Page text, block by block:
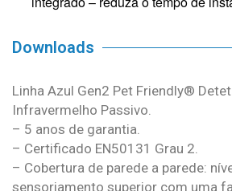
Downloads
Linha Azul Gen2 Pet Friendly®
Infravermelho Passivo.
– 5 anos de garantia.
– Certificado EN50131 Grau 2.
– Cobertura de parede a parede:
sensoriamento superior com uma